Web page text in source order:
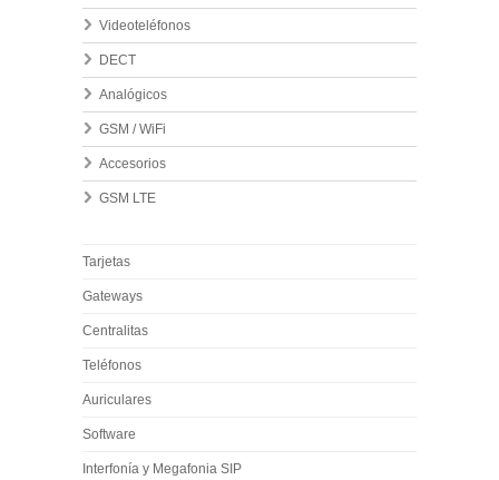
Videoteléfonos
DECT
Analógicos
GSM / WiFi
Accesorios
GSM LTE
Tarjetas
Gateways
Centralitas
Teléfonos
Auriculares
Software
Interfonía y Megafonia SIP